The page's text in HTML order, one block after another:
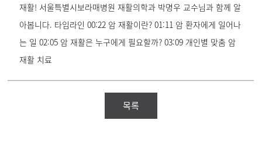
재활! 서울특별시보라매병원 재활의학과 박명우 교수님과 함께 알
아봅니다. 타임라인 00:22 암 재활이란? 01:11 암 환자에게 일어나
는 일 02:05 암 재활은 누구에게 필요할까? 03:09 개인별 맞춤 암
재활 치료
목록